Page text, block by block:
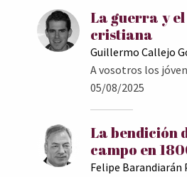
La guerra y
cristiana
Guillermo Callejo
A vosotros los
05/08/2025
La bendición
campo en
Felipe Barandiarán